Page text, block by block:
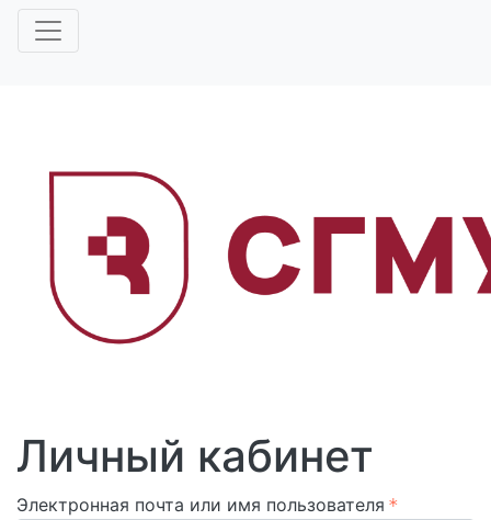
Личный кабинет
Электронная почта или имя пользователя